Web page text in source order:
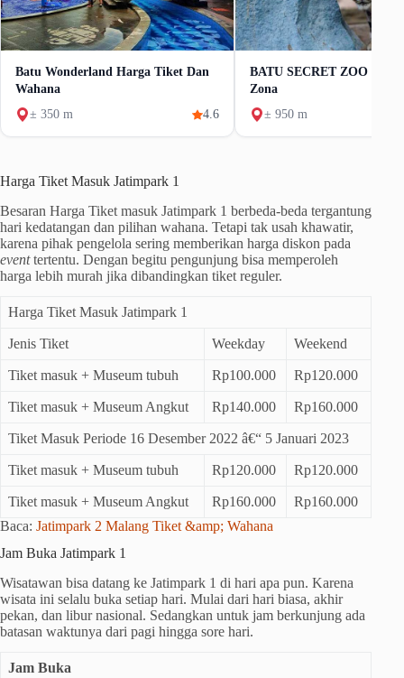
Batu Wonderland Harga Tiket Dan
Wahana
± 350 m
4.6
BATU SECRET ZOO Tiket
Zona
± 950 m
Harga Tiket Masuk Jatimpark 1
Besaran Harga Tiket masuk Jatimpark 1 berbeda-beda tergantung
hari kedatangan dan pilihan wahana. Tetapi tak usah khawatir,
karena pihak pengelola sering memberikan harga diskon pada
eventtertentu. Dengan begitu pengunjung bisa memperoleh
harga lebih murah jika dibandingkan tiket reguler.
Harga Tiket Masuk Jatimpark 1
Jenis Tiket Weekday Weekend
Tiket masuk + Museum tubuh Rp100.000 Rp120.000
Tiket masuk + Museum Angkut Rp140.000 Rp160.000
Tiket Masuk Periode 16 Desember 2022 â€“ 5 Januari 2023
Tiket masuk + Museum tubuh Rp120.000 Rp120.000
Tiket masuk + Museum Angkut Rp160.000
Rp160.000
Baca: Jatimpark 2 Malang Tiket &amp; Wahana
Jam Buka Jatimpark 1
Wisatawan bisa datang ke Jatimpark 1 di hari apa pun. Karena
wisata ini selalu buka setiap hari. Mulai dari hari biasa, akhir
pekan, dan libur nasional. Sedangkan untuk jam berkunjung ada
batasan waktunya dari pagi hingga sore hari.
Jam Buka